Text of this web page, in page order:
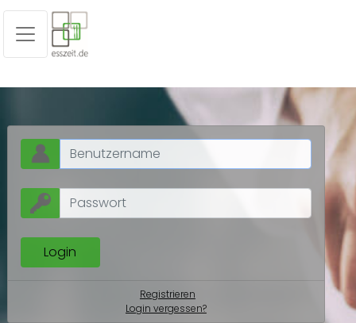
Registrieren
Login vergessen?